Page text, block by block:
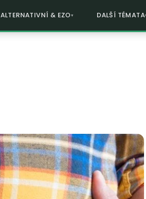
ALTERNATIVNÍ & EZO DALŠÍ TÉMATA